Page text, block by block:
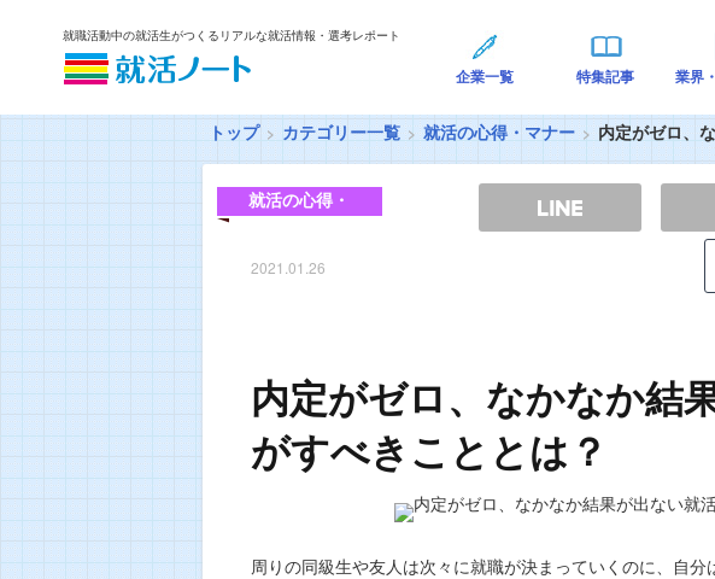
就職活動中の就活生がつくるリアルな就活情報・選考レポート
企業一覧 特集記事 業界
トップ カテゴリー一覧 就活の心得・マナー 内定がゼロ、
就活の心得・
2021.01.26
内定がゼロ、なかなか結
がすべきこととは？
周りの同級生や友人は次々に就職が決まっていくのに、自